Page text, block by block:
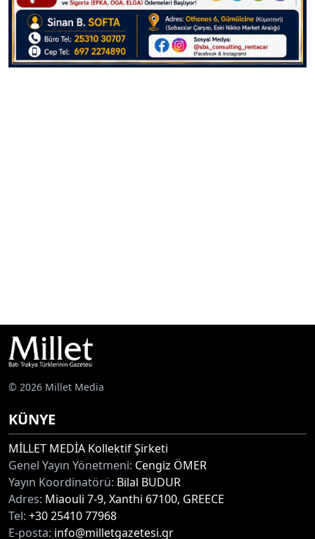
© 2026 Millet Media
KÜNYE
MİLLET MEDİA Kollektif Şirketi
Genel Yayın Yönetmeni: Cengiz ÖMER
Yayın Koordinatörü: Bilal BUDUR
Adres: Miaouli 7-9, Xanthi 67100, GREECE
Tel: +30 25410 77968
E-posta: info@milletgazetesi.gr